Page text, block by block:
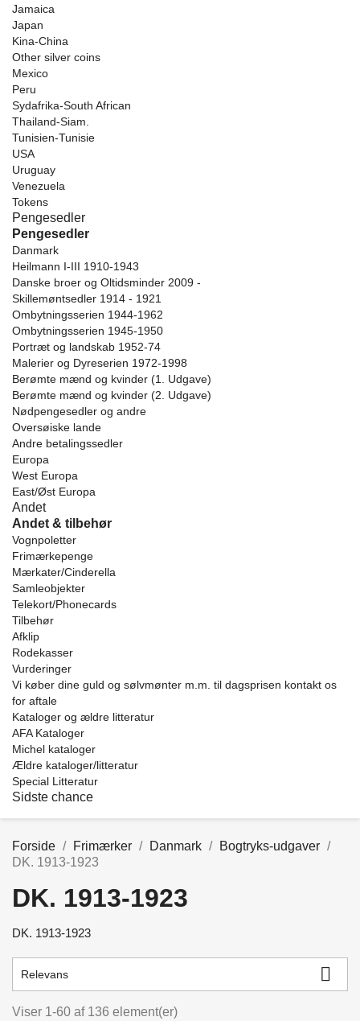
Jamaica
Japan
Kina-China
Other silver coins
Mexico
Peru
Sydafrika-South African
Thailand-Siam.
Tunisien-Tunisie
USA
Uruguay
Venezuela
Tokens
Pengesedler
Pengesedler
Danmark
Heilmann I-III 1910-1943
Danske broer og Oltidsminder 2009 -
Skillemøntsedler 1914 - 1921
Ombytningsserien 1944-1962
Ombytningsserien 1945-1950
Portræt og landskab 1952-74
Malerier og Dyreserien 1972-1998
Berømte mænd og kvinder (1. Udgave)
Berømte mænd og kvinder (2. Udgave)
Nødpengesedler og andre
Oversøiske lande
Andre betalingssedler
Europa
West Europa
East/Øst Europa
Andet
Andet & tilbehør
Vognpoletter
Frimærkepenge
Mærkater/Cinderella
Samleobjekter
Telekort/Phonecards
Tilbehør
Afklip
Rodekasser
Vurderinger
Vi køber dine guld og sølvmønter m.m. til dagsprisen kontakt os
for aftale
Kataloger og ældre litteratur
AFA Kataloger
Michel kataloger
Ældre kataloger/litteratur
Special Litteratur
Sidste chance
Forside Frimærker Danmark
Bogtryks-udgaver
DK. 1913-1923
DK. 1913-1923
DK. 1913-1923
Relevans 
Viser 1-60 af 136 element(er)